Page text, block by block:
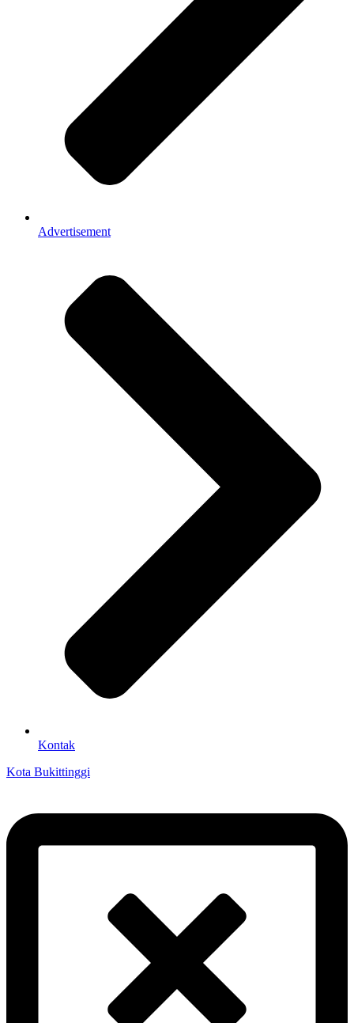
Advertisement
Kontak
Kota Bukittinggi